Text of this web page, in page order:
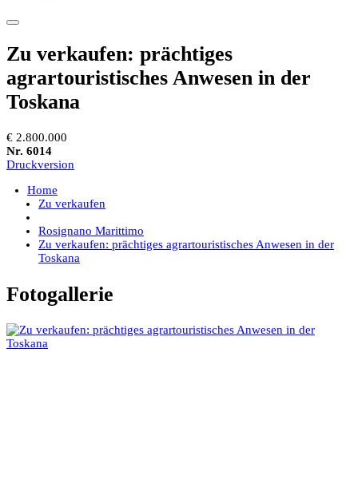
Zu verkaufen: prächtiges
agrartouristisches Anwesen in der
Toskana
€ 2.800.000
Nr. 6014
Druckversion
Home
Zu verkaufen
Rosignano Marittimo
Zu verkaufen: prächtiges agrartouristisches Anwesen in der
Toskana
Fotogallerie